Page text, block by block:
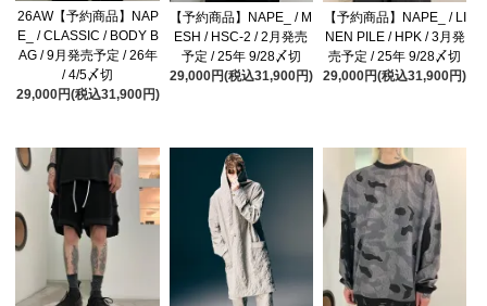
26AW【予約商品】NAP
E_ / CLASSIC / BODY B
AG / 9月発売予定 / 26年
/ 4/5〆切
29,000円(税込31,900円)
【予約商品】NAPE_ / M
ESH / HSC-2 / 2月発売
予定 / 25年 9/28〆切
29,000円(税込31,900円)
【予約商品】NAPE_ / LI
NEN PILE / HPK / 3月発
売予定 / 25年 9/28〆切
29,000円(税込31,900円)